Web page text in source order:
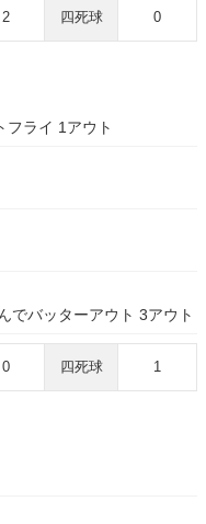
2 四死球 0
フライ 1アウト
でバッターアウト 3アウト
0 四死球 1